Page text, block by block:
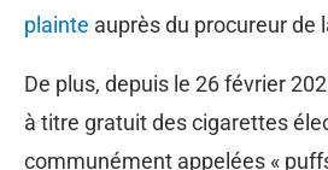
plainte auprès du procureur de
De plus, depuis le 26 février
à titre gratuit des cigarettes
communément appelées «